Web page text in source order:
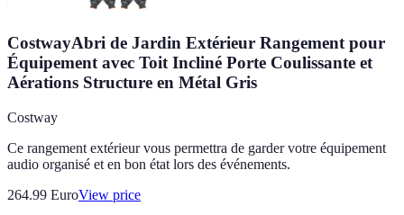
CostwayAbri de Jardin Extérieur Rangement pour
Équipement avec Toit Incliné Porte Coulissante et
Aérations Structure en Métal Gris
Costway
Ce rangement extérieur vous permettra de garder votre équipement
audio organisé et en bon état lors des événements.
264.99 EuroView price